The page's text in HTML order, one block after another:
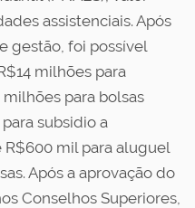
assistenciais. Após
gestão, foi possível
milhões para
para bolsas
subsidio a
mil para aluguel
Após a aprovação do
Conselhos Superiores,